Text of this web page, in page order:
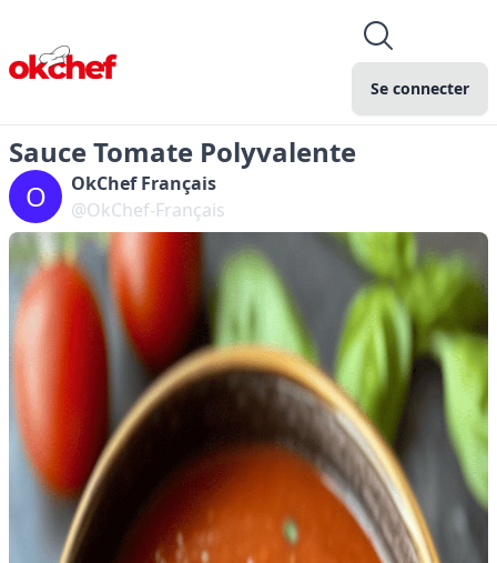
Se connecter
Sauce Tomate Polyvalente
O
OkChef Français
@OkChef-Français